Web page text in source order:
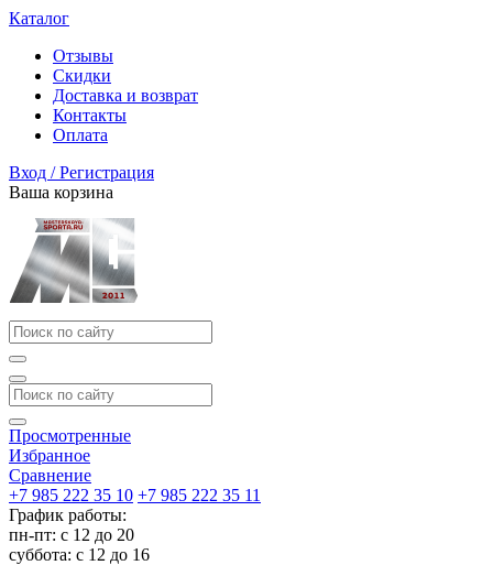
Каталог
Отзывы
Скидки
Доставка и возврат
Контакты
Оплата
Вход / Регистрация
Ваша корзина
Просмотренные
Избранное
Сравнение
+7 985 222 35 10 +7 985 222 35 11
График работы:
пн-пт: с 12 до 20
суббота: c 12 до 16